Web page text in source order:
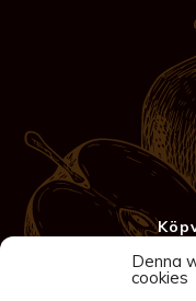
Denna
cookies